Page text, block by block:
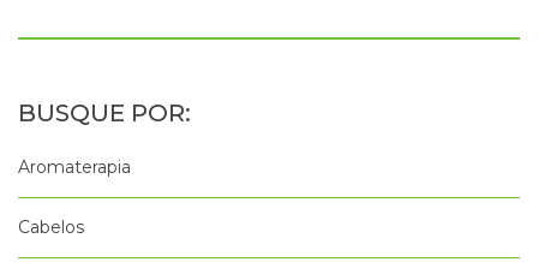
Aromaterapia
Cabelos